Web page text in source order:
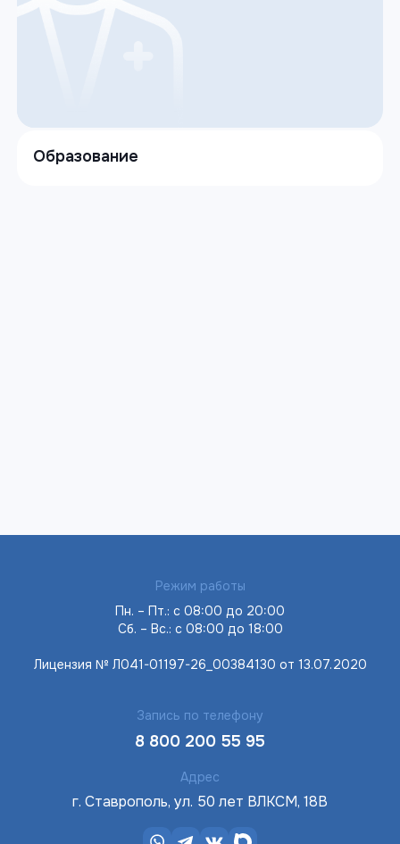
Образование
Режим работы
Пн. – Пт.: с 08:00 до 20:00
Сб. – Вс.: с 08:00 до 18:00
Лицензия № Л041-01197-26_00384130 от 13.07.2020
Запись по телефону
8 800 200 55 95
Адрес
г. Ставрополь, ул. 50 лет ВЛКСМ, 18В